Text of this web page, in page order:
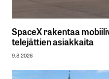
SpaceX rakentaa
telejättien asiakkaita
9.8.2026